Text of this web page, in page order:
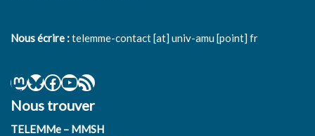
Nous écrire :telemme-contact [at] univ-amu [point] fr
Nous trouver
TELEMMe – MMSH